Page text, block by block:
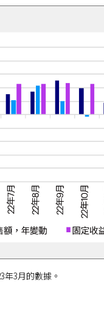
3月的數據。